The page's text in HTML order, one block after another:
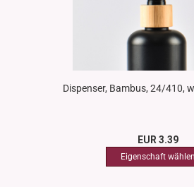
Dispenser, Bambus, 24/410,
EUR 3.39